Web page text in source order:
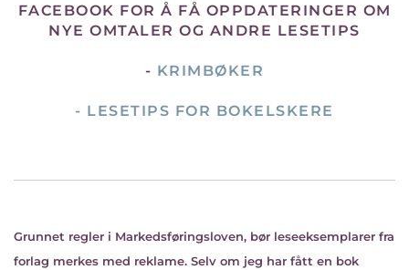
FACEBOOK FOR Å FÅ OPPDATERINGER OM
NYE OMTALER OG ANDRE LESETIPS
- KRIMBØKER
- LESETIPS FOR BOKELSKERE
Grunnet regler i Markedsføringsloven, bør leseeksemplarer fra
forlag merkes med reklame. Selv om jeg har fått en bok